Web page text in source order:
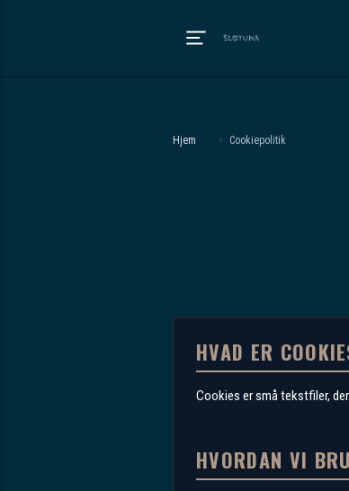
Hjem › Cookiepolitik
HVAD ER
Cookies er små tekstfiler,
HVORDAN VI